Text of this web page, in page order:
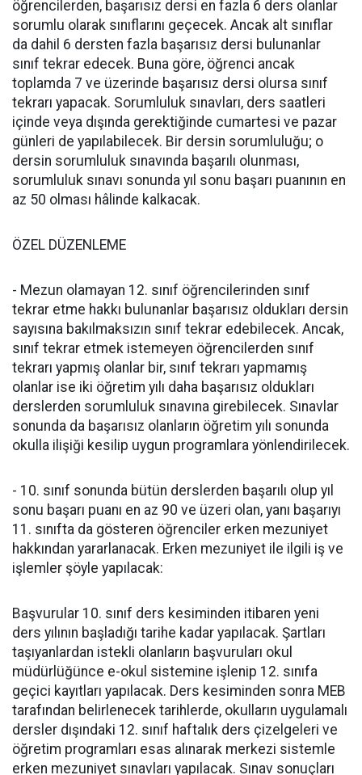
öğrencilerden, başarısız dersi en fazla 6 ders olanlar
sorumlu olarak sınıflarını geçecek. Ancak alt sınıflar
da dahil 6 dersten fazla başarısız dersi bulunanlar
sınıf tekrar edecek. Buna göre, öğrenci ancak
toplamda 7 ve üzerinde başarısız dersi olursa sınıf
tekrarı yapacak. Sorumluluk sınavları, ders saatleri
içinde veya dışında gerektiğinde cumartesi ve pazar
günleri de yapılabilecek. Bir dersin sorumluluğu; o
dersin sorumluluk sınavında başarılı olunması,
sorumluluk sınavı sonunda yıl sonu başarı puanının en
az 50 olması hâlinde kalkacak.
ÖZEL DÜZENLEME
- Mezun olamayan 12. sınıf öğrencilerinden sınıf
tekrar etme hakkı bulunanlar başarısız oldukları dersin
sayısına bakılmaksızın sınıf tekrar edebilecek. Ancak,
sınıf tekrar etmek istemeyen öğrencilerden sınıf
tekrarı yapmış olanlar bir, sınıf tekrarı yapmamış
olanlar ise iki öğretim yılı daha başarısız oldukları
derslerden sorumluluk sınavına girebilecek. Sınavlar
sonunda da başarısız olanların öğretim yılı sonunda
okulla ilişiği kesilip uygun programlara yönlendirilecek.
- 10. sınıf sonunda bütün derslerden başarılı olup yıl
sonu başarı puanı en az 90 ve üzeri olan, yanı başarıyı
11. sınıfta da gösteren öğrenciler erken mezuniyet
hakkından yararlanacak. Erken mezuniyet ile ilgili iş ve
işlemler şöyle yapılacak:
Başvurular 10. sınıf ders kesiminden itibaren yeni
ders yılının başladığı tarihe kadar yapılacak. Şartları
taşıyanlardan istekli olanların başvuruları okul
müdürlüğünce e-okul sistemine işlenip 12. sınıfa
geçici kayıtları yapılacak. Ders kesiminden sonra MEB
tarafından belirlenecek tarihlerde, okulların uygulamalı
dersler dışındaki 12. sınıf haftalık ders çizelgeleri ve
öğretim programları esas alınarak merkezi sistemle
erken mezuniyet sınavları yapılacak. Sınav sonuçları